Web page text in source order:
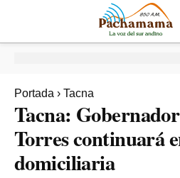
Portada › Tacna
Tacna:
Torres continuará
domiciliaria